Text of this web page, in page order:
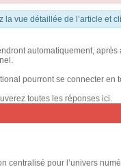
vue détaillée de l’article et
automatiquement,
pourront se connecter
toutes les réponses ici
centralisé pour l’univers